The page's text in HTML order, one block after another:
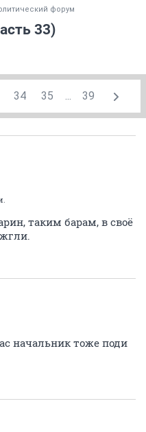
форум
33)
34 35 ... 39
таким барам, в своё
начальник тоже поди